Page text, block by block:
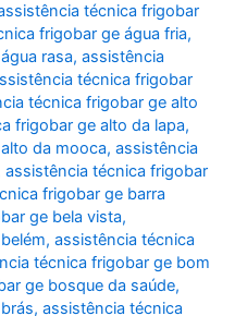
técnica frigobar
frigobar ge água fria,
rasa,assistência
técnica frigobar
técnica frigobar ge alto
frigobar ge alto da lapa,
da mooca,assistência
assistência técnica frigobar
frigobar ge barra
ge bela vista,
,assistência técnica
técnica frigobar ge bom
ge bosque da saúde,
,assistência técnica